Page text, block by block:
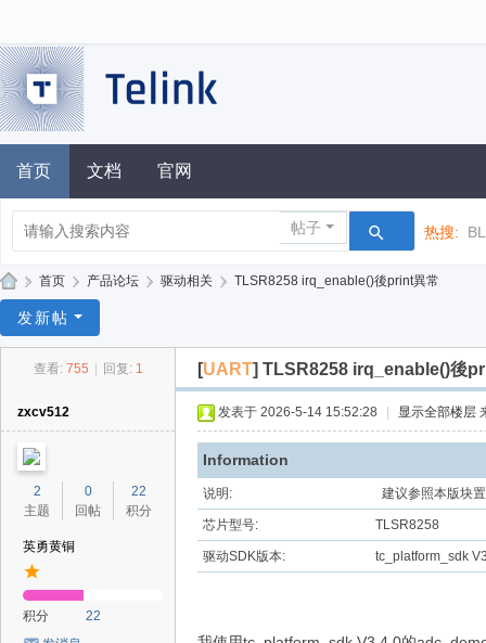
首页 文档 官网
帖子 热搜:
凌
» 首页 › 产品论坛 › 驱动相关 › TLSR8258 irq_enable()後print異常
发新帖
查看: 755 回复: 1 [UART] TLSR8258 irq_enable()後
zxcv512
2
主题
0
回帖
22
积分
英勇黄铜
积分
22
发表于 2026-5-14 15:52:28 显示全部楼层
Information
说明: 建议参照本版块
芯片型号: TLSR8258
驱动SDK版本: tc_platform_sdk